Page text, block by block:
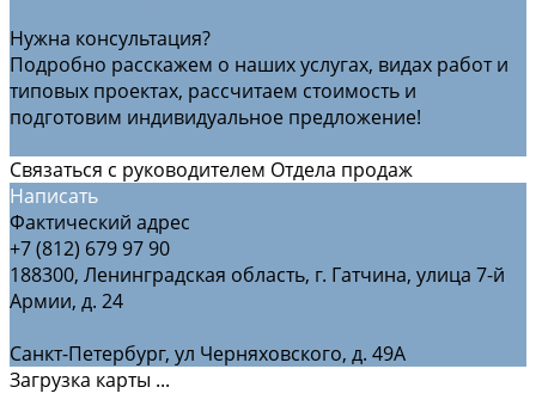
Нужна консультация?
Подробно расскажем о наших услугах, видах работ и
типовых проектах, рассчитаем стоимость и
подготовим индивидуальное предложение!
Связаться с руководителем Отдела продаж
Написать
Фактический адрес
+7 (812) 679 97 90
188300, Ленинградская область, г. Гатчина, улица 7-й
Армии, д. 24
Санкт-Петербург, ул Черняховского, д. 49А
Загрузка карты ...